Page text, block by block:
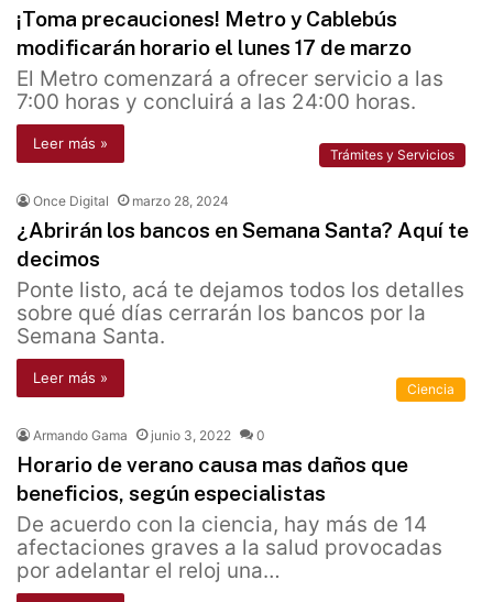
¡Toma precauciones! Metro y Cablebús
modificarán horario el lunes 17 de marzo
El Metro comenzará a ofrecer servicio a las
7:00 horas y concluirá a las 24:00 horas.
Leer más »
Trámites y Servicios
Once Digital marzo 28, 2024
¿Abrirán los bancos en Semana Santa? Aquí te
decimos
Ponte listo, acá te dejamos todos los detalles
sobre qué días cerrarán los bancos por la
Semana Santa.
Leer más »
Ciencia
Armando Gama junio 3, 2022 0
Horario de verano causa mas daños que
beneficios, según especialistas
De acuerdo con la ciencia, hay más de 14
afectaciones graves a la salud provocadas
por adelantar el reloj una…